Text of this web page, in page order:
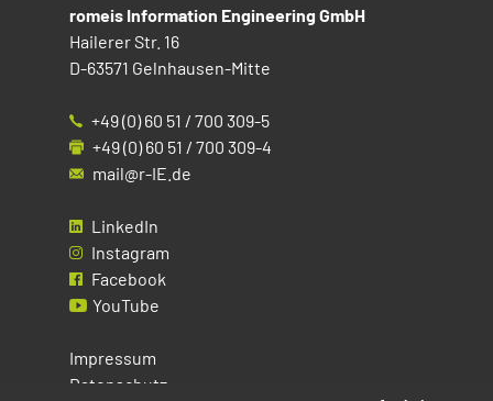
romeis Information Engineering GmbH
Hailerer Str. 16
D-63571 Gelnhausen-Mitte
+49 (0) 60 51 / 700 309-5
+49 (0) 60 51 / 700 309-4
mail@r-IE.de
LinkedIn
Instagram
Facebook
YouTube
Impressum
Datenschutz